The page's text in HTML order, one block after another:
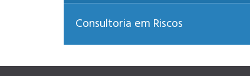
Consultoria em Riscos